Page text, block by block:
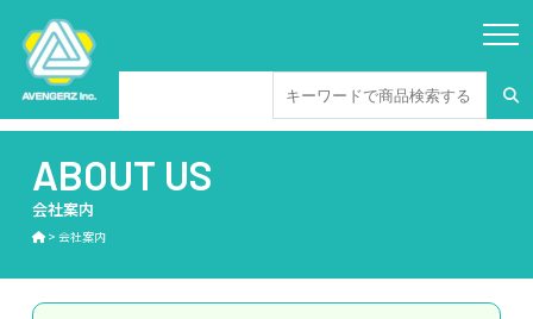
ABOUT US
会社案内
> 会社案内